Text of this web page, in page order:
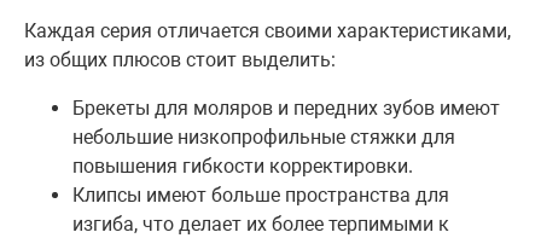
Каждая серия отличается своими характеристиками,
из общих плюсов стоит выделить:
Брекеты для моляров и передних зубов имеют
небольшие низкопрофильные стяжки для
повышения гибкости корректировки.
Клипсы имеют больше пространства для
изгиба, что делает их более терпимыми к